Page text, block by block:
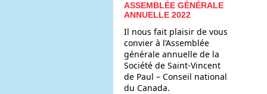
ASSEMBLÉE GÉNÉRALE
ANNUELLE 2022
Il nous fait plaisir de vous
convier à l’Assemblée
générale annuelle de la
Société de Saint-Vincent
de Paul – Conseil national
du Canada.